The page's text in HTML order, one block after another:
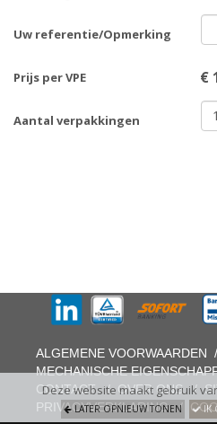
Uw referentie/Opmerking
Prijs per VPE €
Aantal verpakkingen
Deze website maakt gebruik
LATER OPNIEUW TONEN IK
ALGEMENE VOORWAARDEN /
MECHANISCHE
CONTACT/OVER ONS/
PRIVACYVERKLARING/